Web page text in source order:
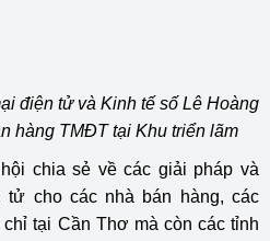
điện tử và Kinh tế số Lê Hoàng
hàng TMĐT tại Khu triển lãm
chia sẻ về các giải pháp và
cho các nhà bán hàng, các
tại Cần Thơ mà còn các tỉnh